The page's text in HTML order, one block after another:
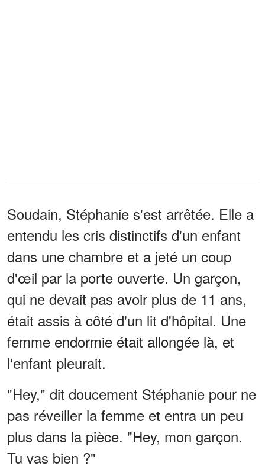
Soudain, Stéphanie s'est arrêtée. Elle a
entendu les cris distinctifs d'un enfant
dans une chambre et a jeté un coup
d'œil par la porte ouverte. Un garçon,
qui ne devait pas avoir plus de 11 ans,
était assis à côté d'un lit d'hôpital. Une
femme endormie était allongée là, et
l'enfant pleurait.
"Hey," dit doucement Stéphanie pour ne
pas réveiller la femme et entra un peu
plus dans la pièce. "Hey, mon garçon.
Tu vas bien ?"